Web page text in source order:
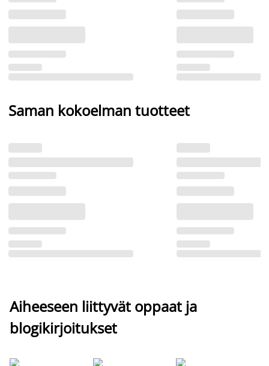
Saman kokoelman tuotteet
Aiheeseen liittyvät oppaat ja
blogikirjoitukset